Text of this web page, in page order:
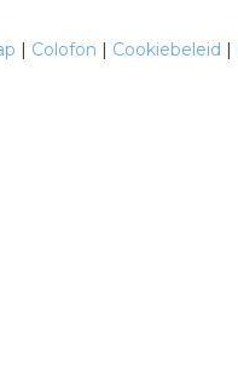
| Colofon | Cookiebeleid |